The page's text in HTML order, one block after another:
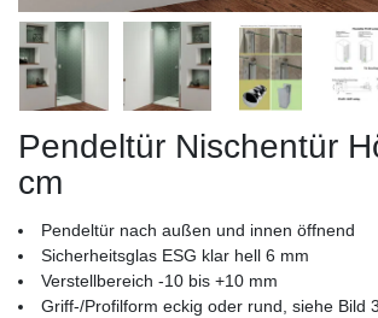
Pendeltür Nischentür
cm
Pendeltür nach außen und innen öffnend
Sicherheitsglas ESG klar hell 6 mm
Verstellbereich -10 bis +10 mm
Griff-/Profilform eckig oder rund, siehe Bild 3